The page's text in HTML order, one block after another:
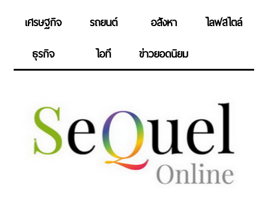
เศรษฐกิจ
รถยนต์ อสังหา
ไลฟสไตล์
ธุรกิจ
ไอที ข่าวยอดนิยม